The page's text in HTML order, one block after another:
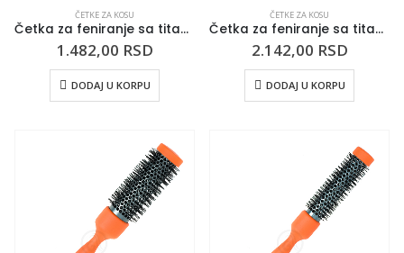
ČETKE ZA KOSU
Četka za feniranje sa titanijumskom tubom 3ME 21mm plava
1.482,00 RSD
DODAJ U KORPU
ČETKE ZA KOSU
Četka za feniranje sa titanijumskom tubom 3ME 60mm narandžasta
2.142,00 RSD
DODAJ U KORPU